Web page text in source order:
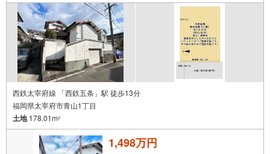
西鉄太宰府線 「西鉄五条」駅 徒歩13分
福岡県太宰府市青山1丁目
土地178.01m2
1,498万円